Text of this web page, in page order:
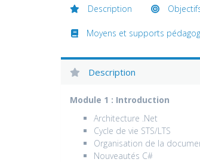
Description
Moyens et supports
Description
Module 1 : Introduction
Architecture .Net
Cycle de vie STS/LTS
Organisation de la
Nouveautés C#